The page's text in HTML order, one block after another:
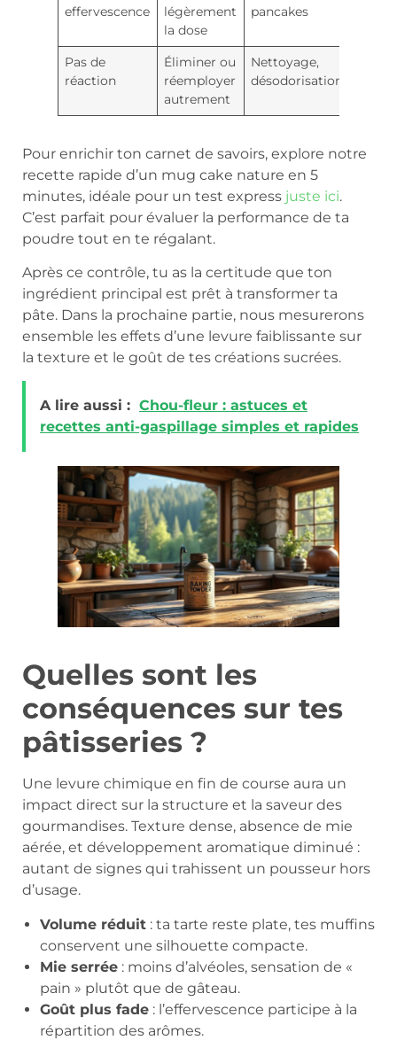
effervescence
légèrement
la dose
pancakes
Pas de
réaction
Éliminer ou
réemployer
autrement
Nettoyage,
désodorisation
Pour enrichir ton carnet de savoirs, explore notre
recette rapide d’un mug cake nature en 5
minutes, idéale pour un test express juste ici.
C’est parfait pour évaluer la performance de ta
poudre tout en te régalant.
Après ce contrôle, tu as la certitude que ton
ingrédient principal est prêt à transformer ta
pâte. Dans la prochaine partie, nous mesurerons
ensemble les effets d’une levure faiblissante sur
la texture et le goût de tes créations sucrées.
A lire aussi : Chou-fleur : astuces et
recettes anti-gaspillage simples et rapides
Quelles sont les
conséquences sur tes
pâtisseries ?
Une levure chimique en fin de course aura un
impact direct sur la structure et la saveur des
gourmandises. Texture dense, absence de mie
aérée, et développement aromatique diminué :
autant de signes qui trahissent un pousseur hors
d’usage.
Volume réduit : ta tarte reste plate, tes muffins
conservent une silhouette compacte.
Mie serrée : moins d’alvéoles, sensation de «
pain » plutôt que de gâteau.
Goût plus fade : l’effervescence participe à la
répartition des arômes.